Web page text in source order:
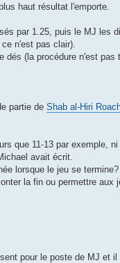
haut résultat l'emporte.
par 1.25, puis le MJ les
n'est pas clair).
(la procédure n'est pas
partie de Shab al-Hiri
que 11-13 par exemple,
avait écrit.
lorsque le jeu se
la fin ou permettre
pour le poste de MJ et